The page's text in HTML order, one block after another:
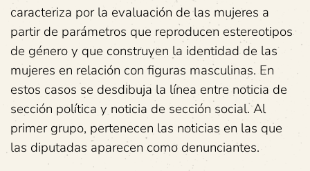
caracteriza por la evaluación de las mujeres a
partir de parámetros que reproducen estereotipos
de género y que construyen la identidad de las
mujeres en relación con figuras masculinas. En
estos casos se desdibuja la línea entre noticia de
sección política y noticia de sección social. Al
primer grupo, pertenecen las noticias en las que
las diputadas aparecen como denunciantes.